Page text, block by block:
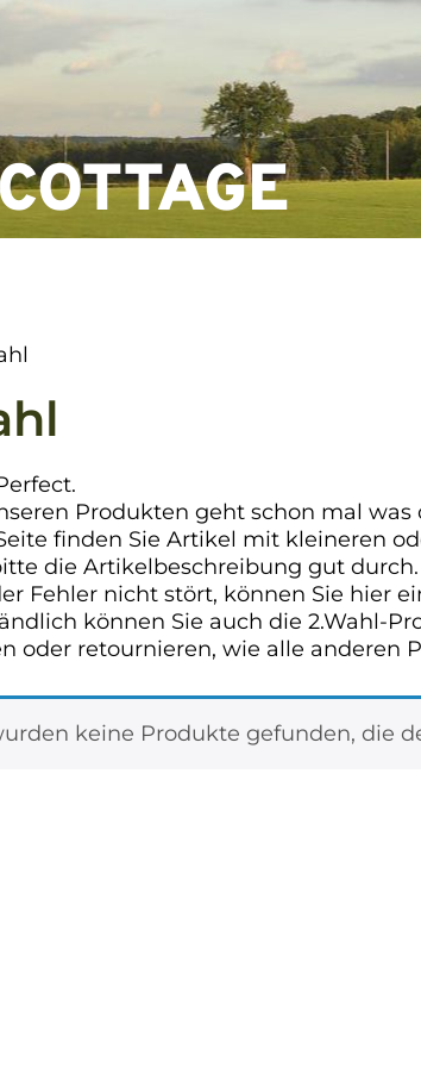
Produkten geht schon mal was
finden Sie Artikel mit kleineren
die Artikelbeschreibung gut durch.
Fehler nicht stört, können Sie hier
können Sie auch die 2.Wahl-
oder retournieren, wie alle anderen
keine Produkte gefunden, die